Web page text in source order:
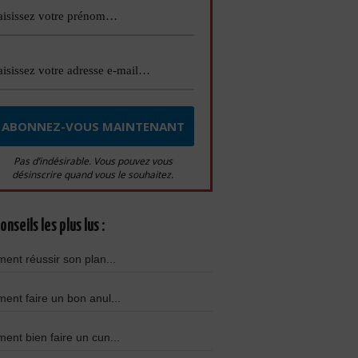
Pas d’indésirable. Vous pouvez vous
désinscrire quand vous le souhaitez.
les plus lus :
réussir son plan...
faire un bon anul...
bien faire un cun...